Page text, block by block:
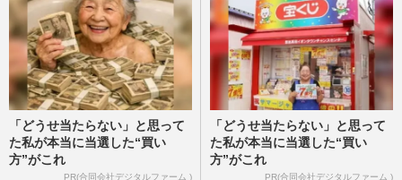
「どうせ当たらない」と思って
た私が本当に当選した“買い
方”がこれ
PR(合同会社デジタルファーム )
「どうせ当たらない」と思って
た私が本当に当選した“買い
方”がこれ
PR(合同会社デジタルファーム )